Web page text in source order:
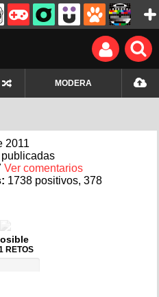
MODERA
2011
Ver comentarios
1738 positivos, 378
RETOS